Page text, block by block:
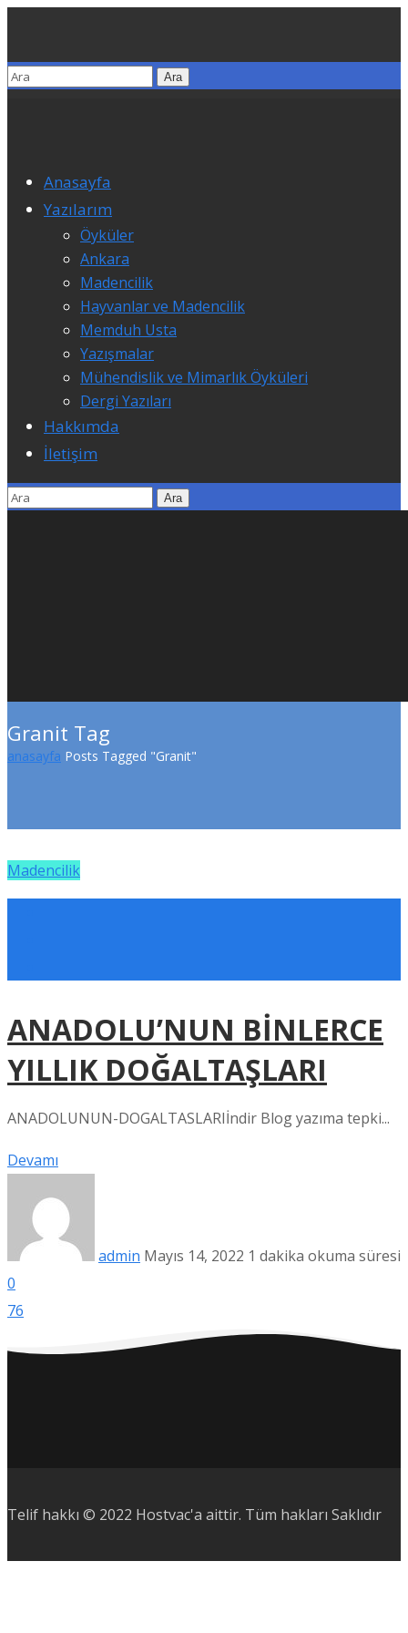
Anasayfa
Yazılarım
Öyküler
Ankara
Madencilik
Hayvanlar ve Madencilik
Memduh Usta
Yazışmalar
Mühendislik ve Mimarlık Öyküleri
Dergi Yazıları
Hakkımda
İletişim
Granit Tag
anasayfa Posts Tagged "Granit"
Madencilik
ANADOLU’NUN BİNLERCE
YILLIK DOĞALTAŞLARI
ANADOLUNUN-DOGALTASLARIİndir Blog yazıma tepki...
Devamı
admin Mayıs 14, 2022 1 dakika okuma süresi
0
76
Telif hakkı © 2022 Hostvac'a aittir. Tüm hakları Saklıdır